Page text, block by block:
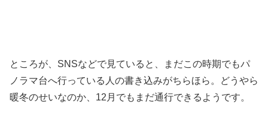
ところが、SNSなどで見ていると、まだこの時期でもパ
ノラマ台へ行っている人の書き込みがちらほら。どうやら
暖冬のせいなのか、12月でもまだ通行できるようです。